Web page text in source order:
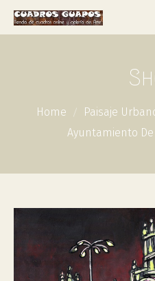
Home Paisaje
Ayuntamiento